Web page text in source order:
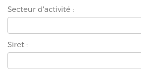
Secteur d'activité :
Siret :